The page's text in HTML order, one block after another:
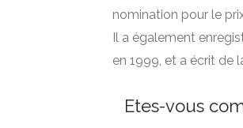
nomination pour le
Il a également
en 1999, et a écrit de
Etes-vous